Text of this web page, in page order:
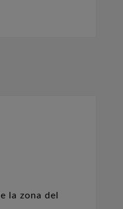
la zona del